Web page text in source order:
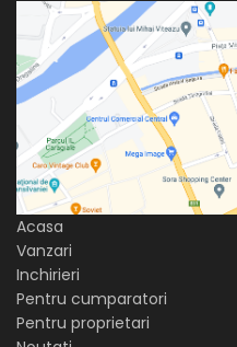
Acasa
Vanzari
Inchirieri
Pentru cumparatori
Pentru proprietari